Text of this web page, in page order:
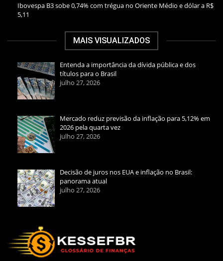
Ibovespa B3 sobe 0,74% com trégua no Oriente Médio e dólar a R$
5,11
MAIS VISUALIZADOS
Entenda a importância da dívida pública e dos
títulos para o Brasil
julho 27, 2026
Mercado reduz previsão da inflação para 5,12% em
2026 pela quarta vez
julho 27, 2026
Decisão de juros nos EUA e inflação no Brasil:
panorama atual
julho 27, 2026